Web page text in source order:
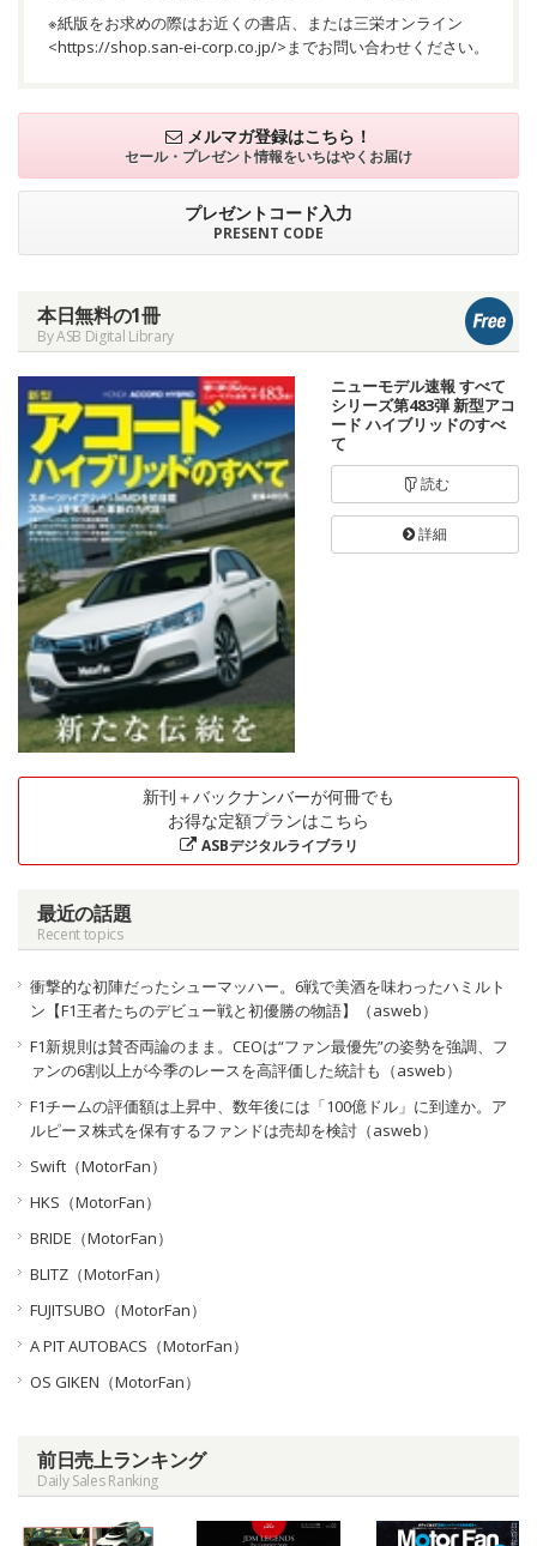
※紙版をお求めの際はお近くの書店、または三栄オンライン
<https://shop.san-ei-corp.co.jp/>までお問い合わせください。
メルマガ登録はこちら！
セール・プレゼント情報をいちはやくお届け
プレゼントコード入力
PRESENT CODE
本日無料の1冊
By ASB Digital Library
ニューモデル速報 すべて
シリーズ第483弾 新型アコ
ード ハイブリッドのすべ
て
読む
詳細
新刊＋バックナンバーが何冊でも
お得な定額プランはこちら
ASBデジタルライブラリ
最近の話題
Recent topics
衝撃的な初陣だったシューマッハー。6戦で美酒を味わったハミルト
ン【F1王者たちのデビュー戦と初優勝の物語】（asweb）
F1新規則は賛否両論のまま。CEOは“ファン最優先”の姿勢を強調、フ
ァンの6割以上が今季のレースを高評価した統計も（asweb）
F1チームの評価額は上昇中、数年後には「100億ドル」に到達か。ア
ルピーヌ株式を保有するファンドは売却を検討（asweb）
Swift（MotorFan）
HKS（MotorFan）
BRIDE（MotorFan）
BLITZ（MotorFan）
FUJITSUBO（MotorFan）
A PIT AUTOBACS（MotorFan）
OS GIKEN（MotorFan）
前日売上ランキング
Daily Sales Ranking